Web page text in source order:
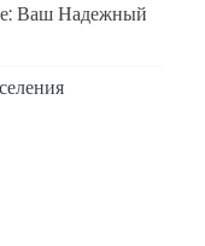
Ваш Надежный